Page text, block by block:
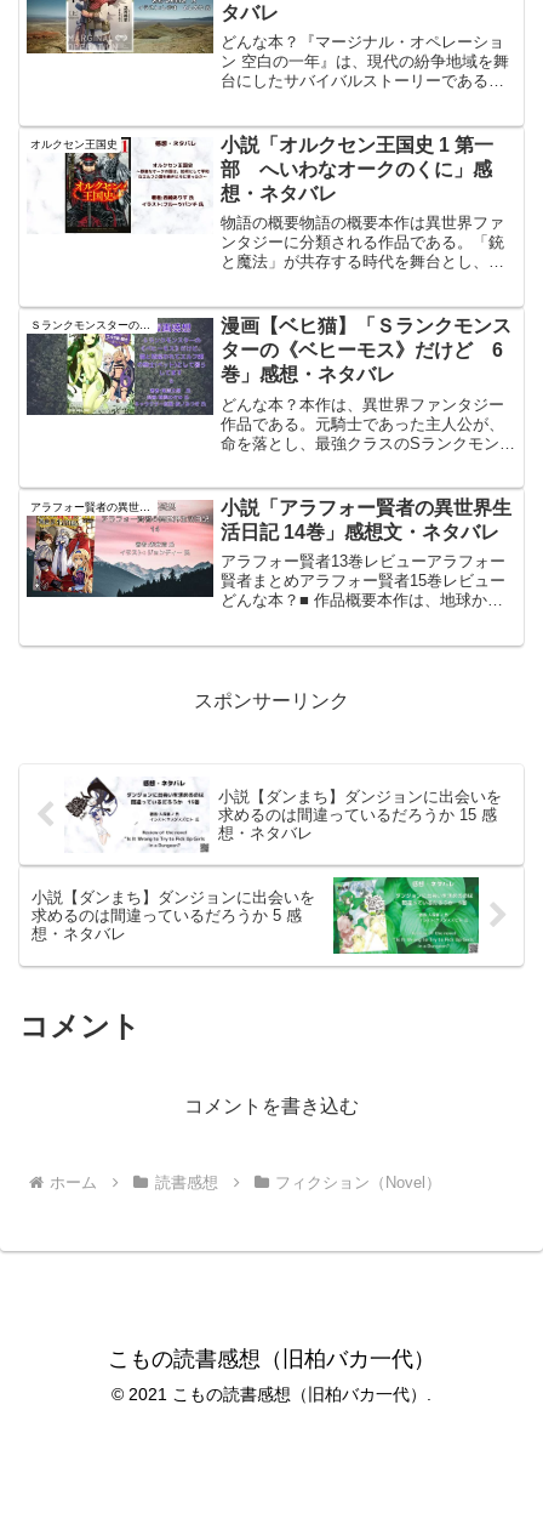
タバレ
どんな本？『マージナル・オペレーショ
ン 空白の一年』は、現代の紛争地域を舞
台にしたサバイバルストーリーである。
日本に向かうまでの1年間の出来事を描い
ている。物語は、アフ...
オルクセン王国史
小説「オルクセン王国史 1 第一
部 へいわなオークのくに」感
想・ネタバレ
物語の概要物語の概要本作は異世界ファ
ンタジーに分類される作品である。「銃
と魔法」が共存する時代を舞台とし、オ
エルフ族の国家「エルフィンド王国」と
の長年にわたる対立を描い...
Ｓランクモンスターの《ベヒーモス》だけど、猫と間違われてエルフ娘の騎士（ペット）として暮らしてます
漫画【ベヒ猫】「Ｓランクモンス
ターの《ベヒーモス》だけど 6
巻」感想・ネタバレ
どんな本？本作は、異世界ファンタジー
作品である。元騎士であった主人公が、
命を落とし、最強クラスのSランクモンス
エルフの少女アリアに拾われ、「タマ」
と名付けられる。タマは...
小説「アラフォー賢者の異世界生
活日記 14巻」感想文・ネタバレ
アラフォー賢者13巻レビューアラフォー
賢者まとめアラフォー賢者15巻レビュー
どんな本？■ 作品概要本作は、地球から
スポンサーリンク
小説【ダンまち】ダンジョンに出会いを
求めるのは間違っているだろうか 15 感
想・ネタバレ
小説【ダンまち】ダンジョンに出会いを
求めるのは間違っているだろうか 5 感
想・ネタバレ
コメント
コメントを書き込む
ホーム 読書感想 フィクション（Novel）
こもの読書感想（旧柏バカ一代）
© 2021 こもの読書感想（旧柏バカ一代）.